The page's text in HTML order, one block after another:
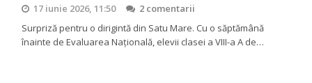
17 iunie 2026, 11:50
2 comentarii
Surpriză pentru o dirigintă din Satu Mare. Cu o săptămână
înainte de Evaluarea Națională, elevii clasei a VIII-a A de…